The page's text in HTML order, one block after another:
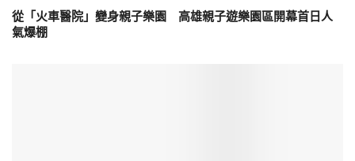
從「火車醫院」變身親子樂園 高雄親子遊樂園區開幕首日人
氣爆棚